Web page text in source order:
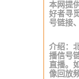
本网提
好者寻
号链接
介绍：
播信号
直播。
像回放